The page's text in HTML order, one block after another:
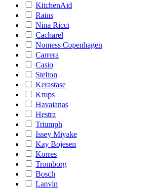
KitchenAid
Rains
Nina Ricci
Cacharel
Nomess Copenhagen
Carrera
Casio
Stelton
Kerastase
Krups
Havaianas
Hestra
Triumph
Issey Miyake
Kay Bojesen
Korres
Tromborg
Bosch
Lanvin